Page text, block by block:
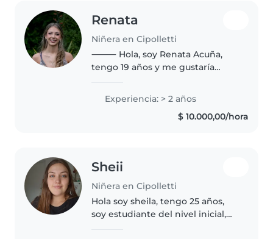
Renata
Niñera en Cipolletti
⸻ Hola, soy Renata Acuña,
tengo 19 años y me gustaría
encanta cuidar chicos porque
disfruto jugar con ellos, ayudarlos
en lo que necesiten y
Experiencia: > 2 años
$ 10.000,00/hora
Sheii
Niñera en Cipolletti
Hola soy sheila, tengo 25 años,
soy estudiante del nivel inicial,